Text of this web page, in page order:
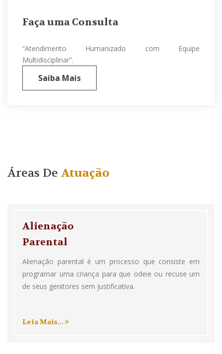
Faça uma Consulta
“Atendimento Humanizado com Equipe
Multidisciplinar”.
Saiba Mais
Áreas De Atuação
Alienação
Parental
Alienação parental é um processo que consiste em
programar uma criança para que odeie ou recuse um
de seus genitores sem justificativa.
Leia Mais...